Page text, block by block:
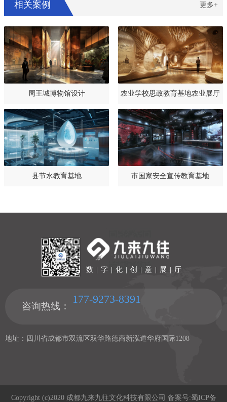
相关案例 更多+
周王城博物馆设计 农业学校思政教育基地农业展厅
设计
县节水教育基地 市国家安全宣传教育基地
数 | 字 | 化 | 创 | 意 | 展 | 厅
咨询热线：
177-9273-8391
地址：四川省成都市双流区双华路德商新泓道华府国际1208
Copyright (c)2020 成都九来九往文化科技有限公司 备案号:蜀ICP备